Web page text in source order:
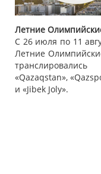
Летние
С 26 июля по 11
Летние
«Qazaqstan»,
и «Jibek Joly».